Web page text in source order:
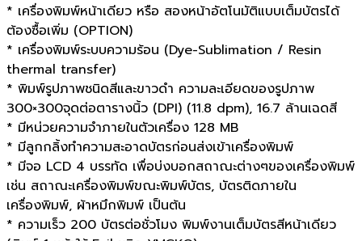
* เครื่องพิมพ์หน้าเดียว หรือ สองหน้าอัตโนมัติแบบเต็มบัตรได้
ต้องซื้อเพิ่ม (OPTION)
* เครื่องพิมพ์ระบบความร้อน (Dye-Sublimation / Resin
thermal transfer)
* พิมพ์รูปภาพชนิดสีและขาวดำ ความละเอียดของรูปภาพ
300×300จุดต่อตารางนิ้ว (DPI) (11.8 dpm), 16.7 ล้านเฉดสี
* มีหน่วยความจำภายในตัวเครื่อง 128 MB
* มีลูกกลิ้งทำความสะอาดบัตรก่อนส่งเข้าเครื่องพิมพ์
* มีจอ LCD 4 บรรทัด เพื่อบ่งบอกสถาณะต่างๆของเครื่องพิมพ์
เช่น สถาณะเครื่องพิมพ์ขณะพิมพ์บัตร, บัตรติดภายใน
เครื่องพิมพ์, ผ้าหมึกพิมพ์ เป็นต้น
* ความเร็ว 200 บัตรต่อชั่วโมง พิมพ์งานเต็มบัตรสีหน้าเดียว